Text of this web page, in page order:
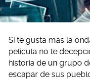
Si te gusta más la
película no te
historia de un grupo
escapar de sus